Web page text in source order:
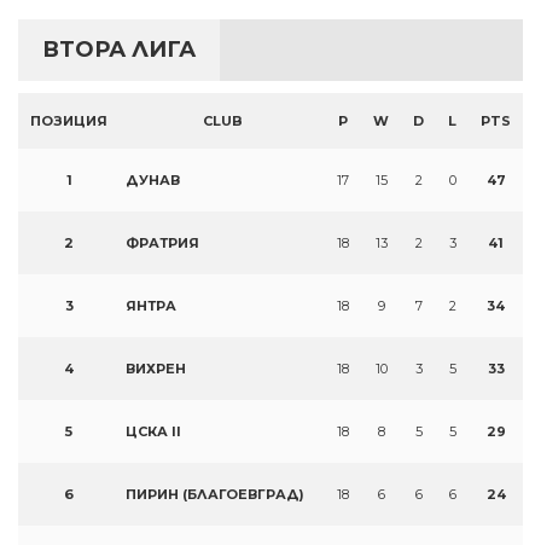
ВТОРА ЛИГА
ПОЗИЦИЯ CLUB P W D L PTS
1 ДУНАВ 17 15 2 0 47
2 ФРАТРИЯ 18 13 2 3 41
3 ЯНТРА 18 9 7 2 34
4 ВИХРЕН 18 10 3 5 33
5 ЦСКА II 18 8 5 5 29
6 ПИРИН (БЛАГОЕВГРАД) 18 6 6 6 24